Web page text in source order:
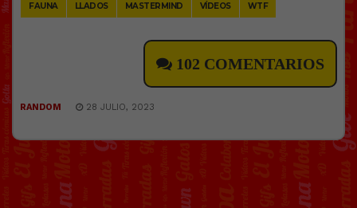
FAUNA LLADOS MASTERMIND VÍDEOS WTF
102 COMENTARIOS
RANDOM 28 JULIO, 2023